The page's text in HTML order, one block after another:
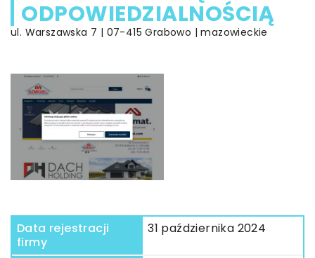
ODPOWIEDZIALNOŚCIĄ
ul. Warszawska 7 | 07-415 Grabowo | mazowieckie
Data rejestracji
firmy
31 października 2024